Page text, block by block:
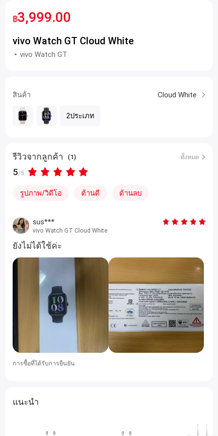
฿3,999.00
vivo Watch GT Cloud White
vivo Watch GT
สินค้า Cloud White
2ประเภท
รีวิวจากลูกค้า (1) ทั้งหมด
5/5
รูปภาพ/วิดีโอ ด้านดี ด้านลบ
sus***
vivo Watch GT Cloud White
ยังไม่ได้ใช้ค่ะ
การซื้อที่ได้รับการยืนยัน
แนะนำ